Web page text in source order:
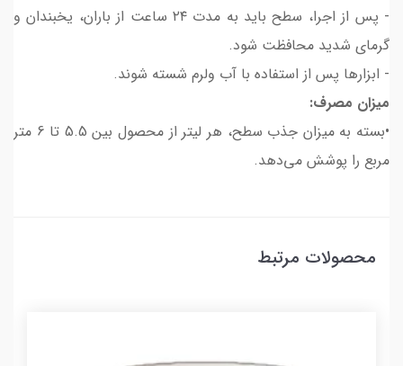
- پس از اجرا، سطح باید به مدت ۲۴ ساعت از باران، یخبندان و
گرمای شدید محافظت شود.
- ابزارها پس از استفاده با آب ولرم شسته شوند.
میزان مصرف:
•بسته به میزان جذب سطح، هر لیتر از محصول بین 5.5 تا 6 متر
مربع را پوشش می‌دهد.
محصولات مرتبط